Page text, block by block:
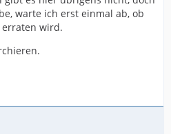
warte ich erst einmal ab, ob
wird.